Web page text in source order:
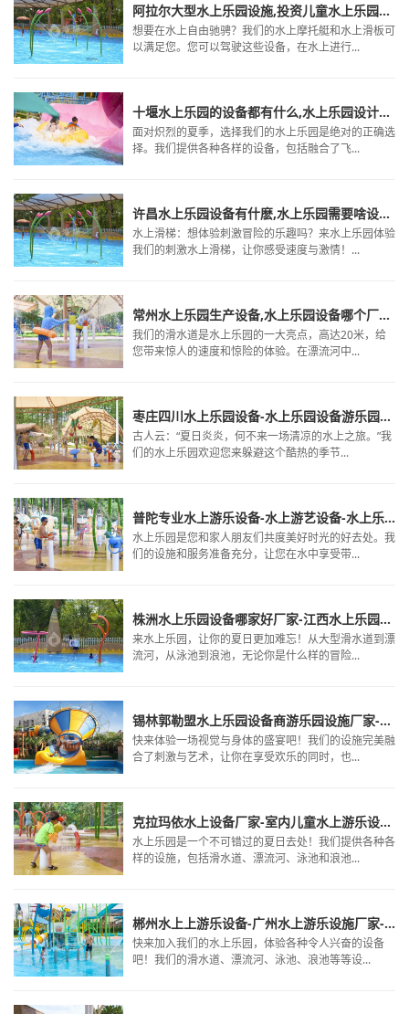
阿拉尔大型水上乐园设施,投资儿童水上乐园大概多少钱,户外水上乐园设备厂家排名
想要在水上自由驰骋？我们的水上摩托艇和水上滑板可
以满足您。您可以驾驶这些设备，在水上进行...
十堰水上乐园的设备都有什么,水上乐园设计图,水上乐园设备那家好
面对炽烈的夏季，选择我们的水上乐园是绝对的正确选
择。我们提供各种各样的设备，包括融合了飞...
许昌水上乐园设备有什麽,水上乐园需要啥设备,儿童水上乐园要投资多少钱
水上滑梯：想体验刺激冒险的乐趣吗？来水上乐园体验
我们的刺激水上滑梯，让你感受速度与激情！...
常州水上乐园生产设备,水上乐园设备哪个厂家好,景区水上游乐设备价格
我们的滑水道是水上乐园的一大亮点，高达20米，给
您带来惊人的速度和惊险的体验。在漂流河中...
枣庄四川水上乐园设备-水上乐园设备游乐园设施厂家-水上乐园的有哪些设备
古人云：“夏日炎炎，何不来一场清凉的水上之旅。”我
们的水上乐园欢迎您来躲避这个酷热的季节...
普陀专业水上游乐设备-水上游艺设备-水上乐园游乐园设备
水上乐园是您和家人朋友们共度美好时光的好去处。我
们的设施和服务准备充分，让您在水中享受带...
株洲水上乐园设备哪家好厂家-江西水上乐园设备厂家-水上乐园需要什么设备
来水上乐园，让你的夏日更加难忘！从大型滑水道到漂
流河，从泳池到浪池，无论你是什么样的冒险...
锡林郭勒盟水上乐园设备商游乐园设施厂家-佛山水上乐园设备-水上游乐园要什么设备
快来体验一场视觉与身体的盛宴吧！我们的设施完美融
合了刺激与艺术，让你在享受欢乐的同时，也...
克拉玛依水上设备厂家-室内儿童水上游乐设备-投资一个水上乐园大约多少钱
水上乐园是一个不可错过的夏日去处！我们提供各种各
样的设施，包括滑水道、漂流河、泳池和浪池...
郴州水上上游乐设备-广州水上游乐设施厂家-水上乐园设施设备
快来加入我们的水上乐园，体验各种令人兴奋的设备
吧！我们的滑水道、漂流河、泳池、浪池等等设...